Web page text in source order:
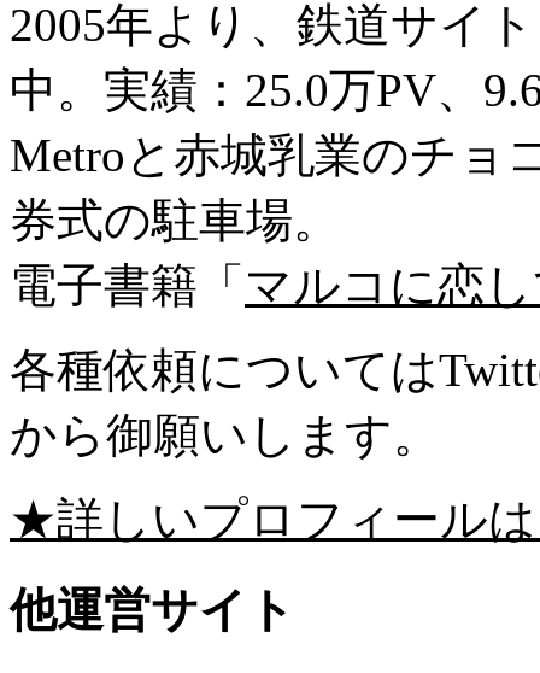
2005年より、鉄道サイ
中。実績：25.0万PV、
Metroと赤城乳業のチョ
券式の駐車場。
電子書籍「 マルコに恋
各種依頼については
から御願いします。
★詳しいプロフィール
他運営サイト